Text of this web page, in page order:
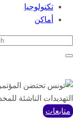
تكنولوجيا
أماكن
متابعات